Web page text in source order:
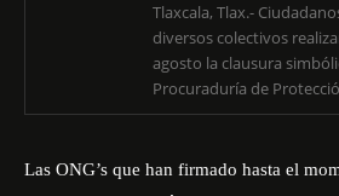
Tlaxcala, Tlax.-
diversos colectivos
agosto la clausura
Procuraduría de
Las ONG’s que han firmado hasta el